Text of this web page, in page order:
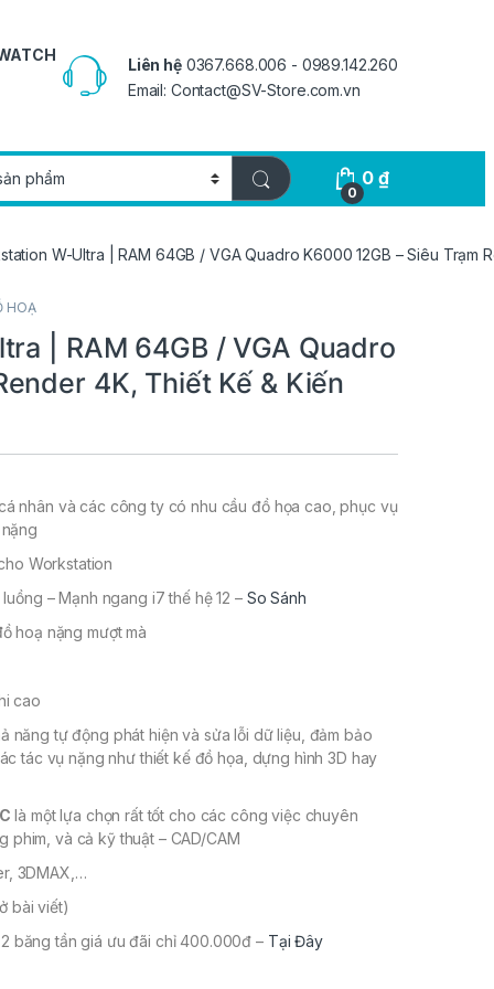
Liên hệ0367.668.006 - 0989.142.260
Email: Contact@SV-Store.com.vn
0
0₫
W-Ultra | RAM 64GB / VGA Quadro K6000 12GB – Siêu Trạm
HOẠ
| RAM 64GB / VGA Quadro
4K, Thiết Kế & Kiến
nhân và các công ty có nhu cầu đồ họa cao, phục vụ
Workstation
– Mạnh ngang i7 thế hệ 12 – So Sánh
hoạ nặng mượt mà
cao
năng tự động phát hiện và sửa lỗi dữ liệu, đảm bảo
tác vụ nặng như thiết kế đồ họa, dựng hình 3D hay
là một lựa chọn rất tốt cho các công việc chuyên
và cả kỹ thuật – CAD/CAM
3DMAX,…
bài viết)
băng tần giá ưu đãi chỉ 400.000đ – Tại Đây